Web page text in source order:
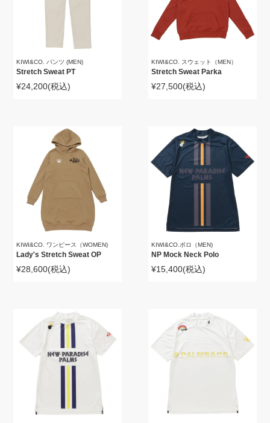
KIWI&CO. パンツ (MEN)
Stretch Sweat PT
¥24,200(税込)
KIWI&CO. スウェット（MEN）
Stretch Sweat Parka
¥27,500(税込)
KIWI&CO. ワンピース（WOMEN)
Lady's Stretch Sweat OP
¥28,600(税込)
KIWI&CO.ポロ（MEN)
NP Mock Neck Polo
¥15,400(税込)